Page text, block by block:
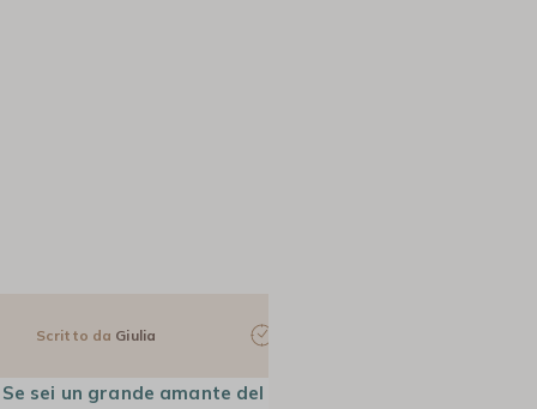
Scritto da Giulia
Se sei un grande amante del caffè, ma temi i suoi effetti a